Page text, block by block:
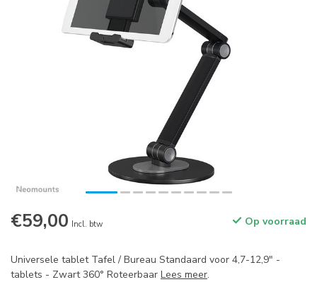
€59,00 Incl. btw Op voorraad
Universele tablet Tafel / Bureau Standaard voor 4,7-12,9" -
tablets - Zwart 360° Roteerbaar Lees meer.